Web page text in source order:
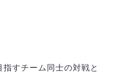
すチーム同士の対戦と